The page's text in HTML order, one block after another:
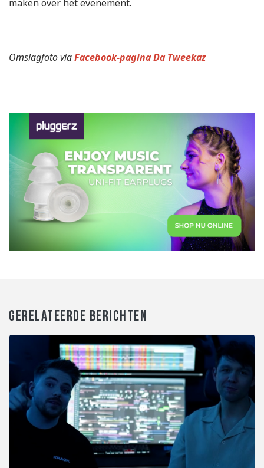
maken over het evenement.
Omslagfoto viaFacebook-pagina Da Tweekaz
GERELATEERDE BERICHTEN